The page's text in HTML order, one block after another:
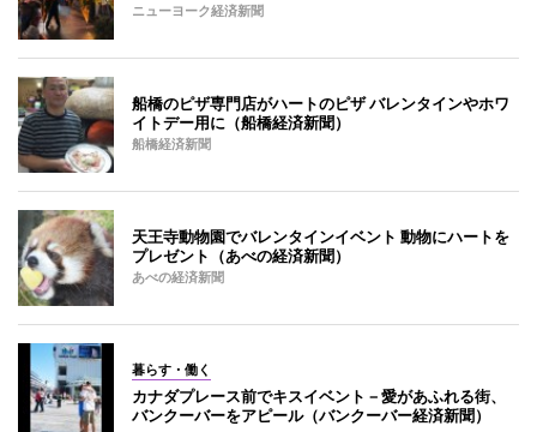
ニューヨーク経済新聞
船橋のピザ専門店がハートのピザ バレンタインやホワ
イトデー用に（船橋経済新聞）
船橋経済新聞
天王寺動物園でバレンタインイベント 動物にハートを
プレゼント（あべの経済新聞）
あべの経済新聞
暮らす・働く
カナダプレース前でキスイベント－愛があふれる街、
バンクーバーをアピール（バンクーバー経済新聞）